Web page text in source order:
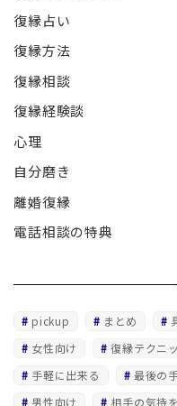
復縁占い
復縁方法
復縁相談
復縁経験談
心理
自分磨き
離婚復縁
電話相談の特典
pickup まとめ
女性向け
復縁テクニ
手軽に出来る
最後の
男性向け
相手の気持